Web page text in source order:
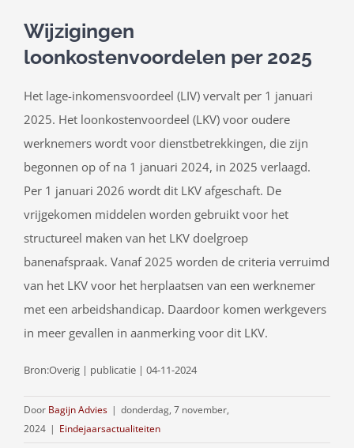
Wijzigingen
loonkostenvoordelen per 2025
Het lage-inkomensvoordeel (LIV) vervalt per 1 januari
2025. Het loonkostenvoordeel (LKV) voor oudere
werknemers wordt voor dienstbetrekkingen, die zijn
begonnen op of na 1 januari 2024, in 2025 verlaagd.
Per 1 januari 2026 wordt dit LKV afgeschaft. De
vrijgekomen middelen worden gebruikt voor het
structureel maken van het LKV doelgroep
banenafspraak. Vanaf 2025 worden de criteria verruimd
van het LKV voor het herplaatsen van een werknemer
met een arbeidshandicap. Daardoor komen werkgevers
in meer gevallen in aanmerking voor dit LKV.
Bron:Overig | publicatie | 04-11-2024
Door Bagijn Advies | donderdag, 7 november,
2024 | Eindejaarsactualiteiten